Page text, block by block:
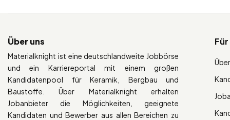
Über uns
Materialknight ist eine deutschlandweite Jobbörse
und ein Karriereportal mit einem großen
Kandidatenpool für Keramik, Bergbau und
Baustoffe. Über Materialknight erhalten
Jobanbieter die Möglichkeiten, geeignete
Kandidaten und Bewerber aus allen Bereichen zu